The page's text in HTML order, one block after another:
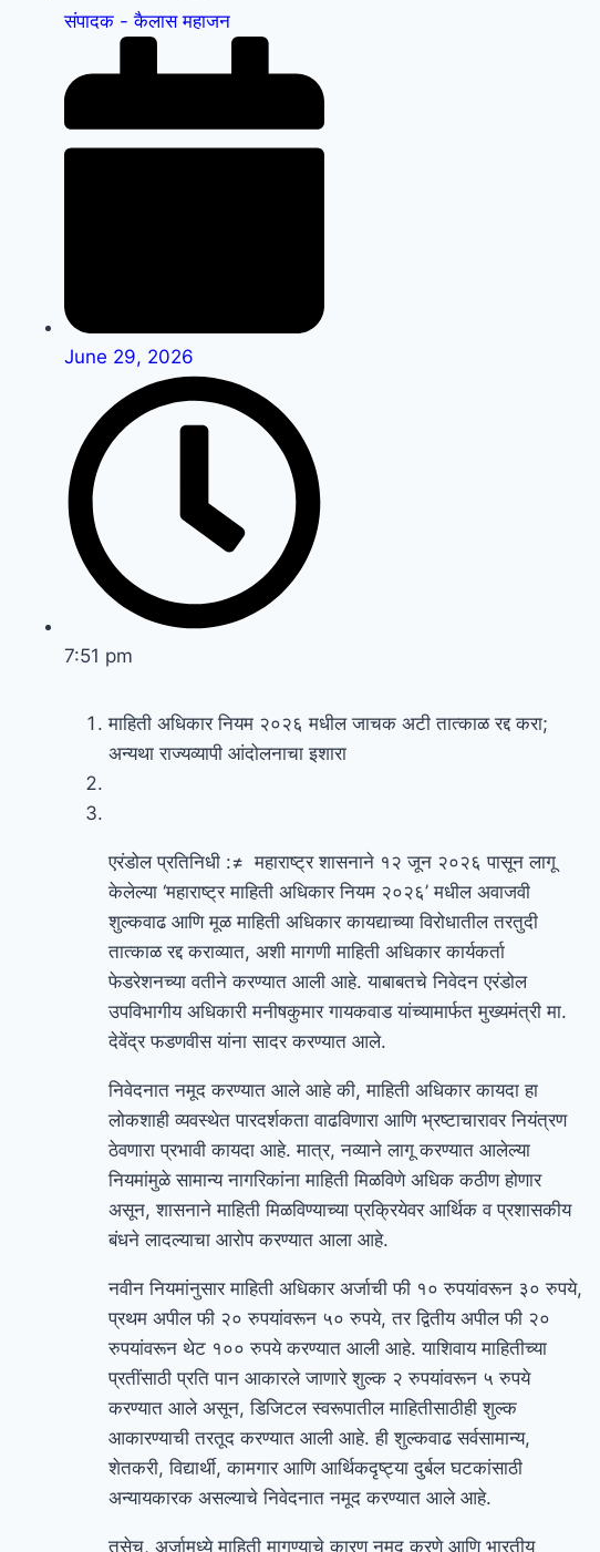
संपादक - कैलास महाजन
June 29, 2026
7:51 pm
माहिती अधिकार नियम २०२६ मधील जाचक अटी तात्काळ रद्द करा;
अन्यथा राज्यव्यापी आंदोलनाचा इशारा
एरंडोल प्रतिनिधी :≠ महाराष्ट्र शासनाने १२ जून २०२६ पासून लागू
केलेल्या ‘महाराष्ट्र माहिती अधिकार नियम २०२६’ मधील अवाजवी
शुल्कवाढ आणि मूळ माहिती अधिकार कायद्याच्या विरोधातील तरतुदी
तात्काळ रद्द कराव्यात, अशी मागणी माहिती अधिकार कार्यकर्ता
फेडरेशनच्या वतीने करण्यात आली आहे. याबाबतचे निवेदन एरंडोल
उपविभागीय अधिकारी मनीषकुमार गायकवाड यांच्यामार्फत मुख्यमंत्री मा.
देवेंद्र फडणवीस यांना सादर करण्यात आले.
निवेदनात नमूद करण्यात आले आहे की, माहिती अधिकार कायदा हा
लोकशाही व्यवस्थेत पारदर्शकता वाढविणारा आणि भ्रष्टाचारावर नियंत्रण
ठेवणारा प्रभावी कायदा आहे. मात्र, नव्याने लागू करण्यात आलेल्या
नियमांमुळे सामान्य नागरिकांना माहिती मिळविणे अधिक कठीण होणार
असून, शासनाने माहिती मिळविण्याच्या प्रक्रियेवर आर्थिक व प्रशासकीय
बंधने लादल्याचा आरोप करण्यात आला आहे.
नवीन नियमांनुसार माहिती अधिकार अर्जाची फी १० रुपयांवरून ३० रुपये,
प्रथम अपील फी २० रुपयांवरून ५० रुपये, तर द्वितीय अपील फी २०
रुपयांवरून थेट १०० रुपये करण्यात आली आहे. याशिवाय माहितीच्या
प्रतींसाठी प्रति पान आकारले जाणारे शुल्क २ रुपयांवरून ५ रुपये
करण्यात आले असून, डिजिटल स्वरूपातील माहितीसाठीही शुल्क
आकारण्याची तरतूद करण्यात आली आहे. ही शुल्कवाढ सर्वसामान्य,
शेतकरी, विद्यार्थी, कामगार आणि आर्थिकदृष्ट्या दुर्बल घटकांसाठी
अन्यायकारक असल्याचे निवेदनात नमूद करण्यात आले आहे.
तसेच, अर्जामध्ये माहिती मागण्याचे कारण नमूद करणे आणि भारतीय